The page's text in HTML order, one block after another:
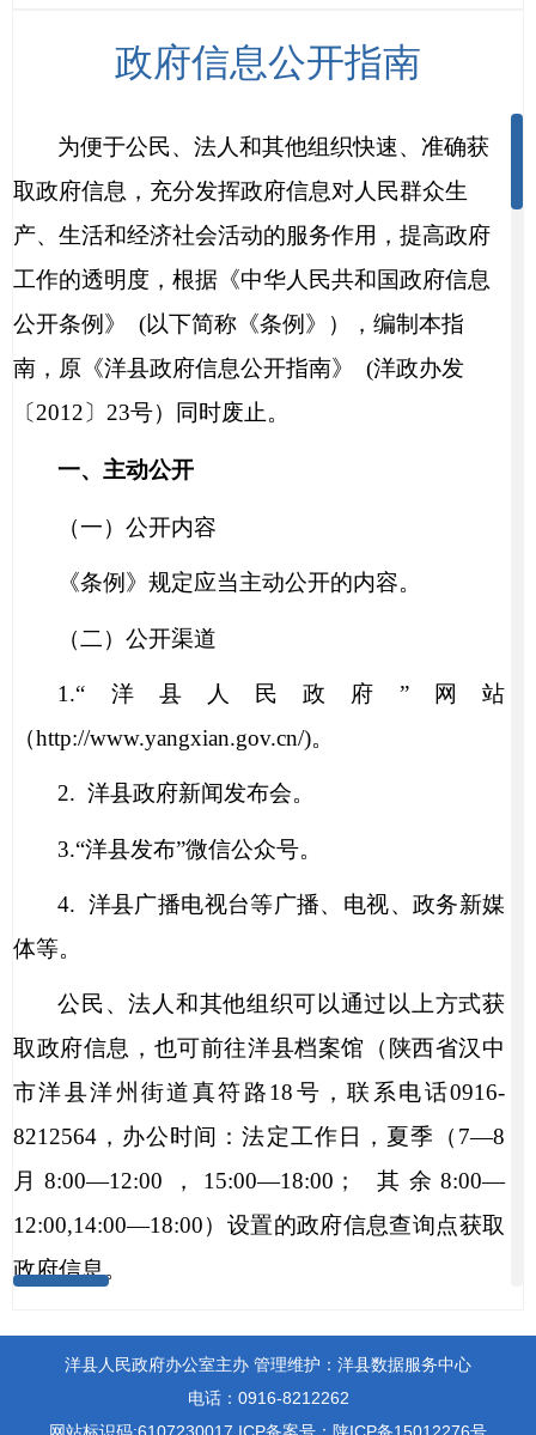
政府信息公开指南
为便于公民、法人和其他组织快速、准确获
取政府信息，充分发挥政府信息对人民群众生
产、生活和经济社会活动的服务作用，提高政府
工作的透明度，根据《中华人民共和国政府信息
公开条例》
(以下简称《条例》），编制本指
南，原《洋县政府信息公开指南》
(洋政办发
〔2012 〕 23号）同时废止。
一、主动公开
（一）公开内容
《条例》规定应当主动公开的内容。
（二）公开渠道
1.“ 洋县人民政府 ”网站
（http://www.yangxian.gov.cn/)。
2. 洋县政府新闻发布会。
3.“洋县发布”微信公众号。
4. 洋县广播电视台等广播、电视、政务新媒
体等。
公民、法人和其他组织可以通过以上方式获
取政府信息，也可前往洋县档案馆（陕西省汉中
市洋县洋州街道真符路18号，联系电话0916-
8212564，办公时间：法定工作日，夏季（7—8
月8:00—12:00，15:00—18:00； 其余8:00—
12:00,14:00—18:00）设置的政府信息查询点获取
政府信息。
属于主动公开范围的政府信息，自该信息形
成或者变更之日起20 个工作日内予以公开。法
洋县人民政府办公室主办 管理维护：洋县数据服务中心
电话：0916-8212262